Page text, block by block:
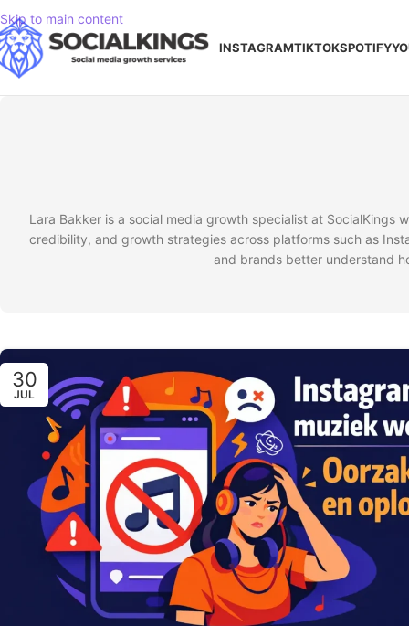
Skip to main content
INSTAGRAMTIKTOKSPOTIFY
Lara Bakker is a social media growth specialist at
credibility, and growth strategies across platforms such as
and brands better understand
30
JUL